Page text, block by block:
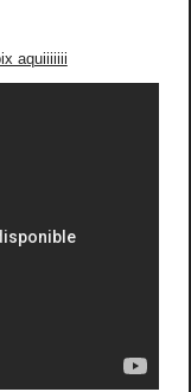
aquiiiiiii